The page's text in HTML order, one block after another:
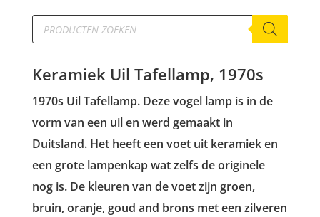
Producten
zoeken
Keramiek Uil Tafellamp, 1970s
1970s Uil Tafellamp. Deze vogel lamp is in de
vorm van een uil en werd gemaakt in
Duitsland. Het heeft een voet uit keramiek en
een grote lampenkap wat zelfs de originele
nog is. De kleuren van de voet zijn groen,
bruin, oranje, goud and brons met een zilveren